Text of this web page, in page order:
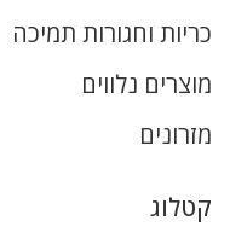
כריות וחגורות תמיכה
מוצרים נלווים
מזרונים
קטלוג